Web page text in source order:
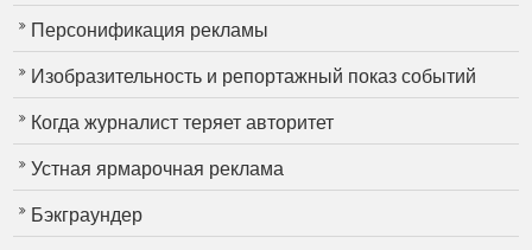
Персонификация рекламы
Изобразительность и репортажный показ событий
Когда журналист теряет авторитет
Устная ярмарочная реклама
Бэкграундер